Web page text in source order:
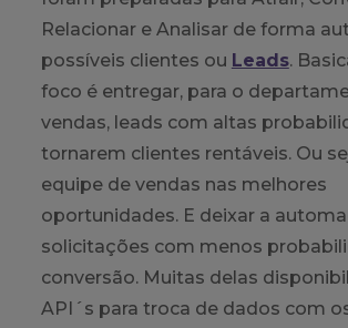
Relacionar e Analisar de forma
possíveis clientes ou Leads.
foco é entregar, para o
vendas, leads com altas
tornarem clientes rentáveis. Ou
equipe de vendas nas melhores
oportunidades. E deixar a
solicitações com menos
conversão. Muitas delas
API´s para troca de dados com